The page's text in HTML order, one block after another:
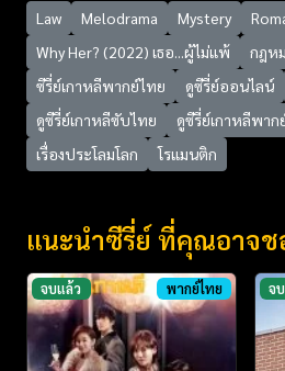
Law Melodrama Mystery
Why Her? (2022) เธอ...ผู้ไม่แพ้
กฎห
ซีรี่ย์เกาหลีพากย์ไทย
ดูซีรี่ย์ออนไลน์
ดูซีรี่ย์เกาหลีซับไทย
ดูซีรี่ย์เกาหลีพาก
เรื่องประโลมโลก
โรแมนติก
แนะนำซีรี่ย์ ที่คุณอาจช
จบแล้ว พากย์ไทย จ